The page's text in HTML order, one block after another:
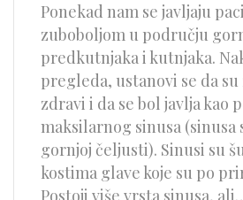
Ponekad nam se javljaju
zuboboljom u području
predkutnjaka i kutnjaka.
pregleda, ustanovi se da
zdravi i da se bol javlja kao
maksilarnog sinusa (sinusa
gornjoj čeljusti). Sinusi su
kostima glave koje su po
Postoji više vrsta sinusa,